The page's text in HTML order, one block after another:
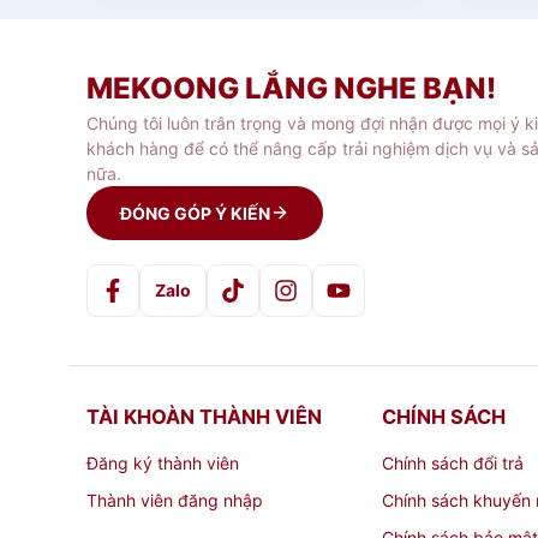
sự kiện, triển lãm, cửa hàng, gian
Gọn nhẹ: Chất liệu nhôm giúp
Tính thẩm mỹ: Giá quầy nhôm
hoặc kinh doanh, giúp thu hút sự
Ứng dụng của giá quầy
Sự kiện và triển lãm: Giá quầy
cáo hoặc phục vụ khách hàng
MEKOONG LẮNG NGHE BẠN!
Chúng tôi luôn trân trọng và mong đợi nhận được mọi ý
khách hàng để có thể nâng cấp trải nghiệm dịch vụ và
nữa.
ĐÓNG GÓP Ý KIẾN
Zalo
TÀI KHOÀN THÀNH VIÊN
Đăng ký thành viên
Thành viên đăng nhập
CHÍNH SÁCH
Chính sách đổi trả
Chính sách khuyến